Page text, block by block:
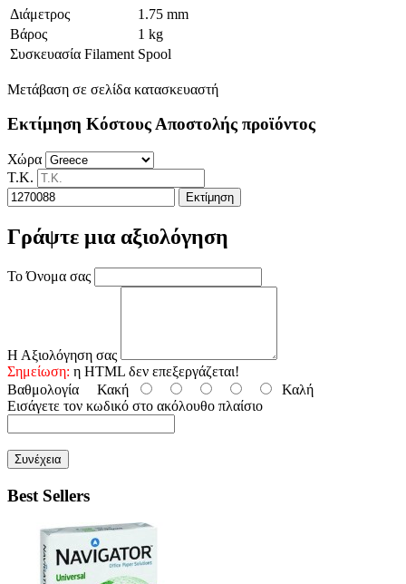
Διάμετρος
1.75 mm
Βάρος
1 kg
Συσκευασία Filament Spool
Μετάβαση σε σελίδα κατασκευαστή
Εκτίμηση Κόστους Αποστολής προϊόντος
Χώρα
Τ.Κ.
Εκτίμηση
Γράψτε μια αξιολόγηση
Το Όνομα σας
Η Αξιολόγηση σας
Σημείωση: η HTML δεν επεξεργάζεται!
Βαθμολογία Κακή
Καλή
Εισάγετε τον κωδικό στο ακόλουθο πλαίσιο
Συνέχεια
Best Sellers